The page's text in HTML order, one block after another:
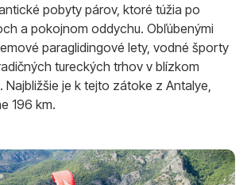
pobyty párov, ktoré túžia po
a pokojnom oddychu. Obľúbenými
paraglidingové lety, vodné športy
tureckých trhov v blízkom
Najbližšie je k tejto zátoke z Antalye,
196 km.